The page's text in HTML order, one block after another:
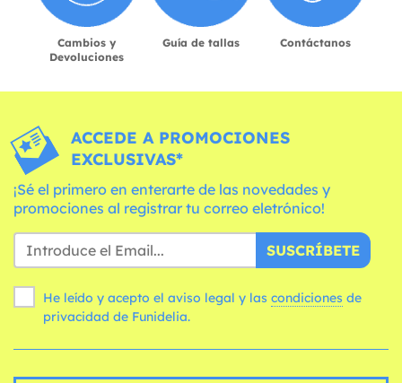
Cambios y
Devoluciones
Guía de tallas Contáctanos
ACCEDE A PROMOCIONES
EXCLUSIVAS*
¡Sé el primero en enterarte de las novedades y
promociones al registrar tu correo eletrónico!
SUSCRÍBETE
He leído y acepto el aviso legal y las condiciones
privacidad de Funidelia.